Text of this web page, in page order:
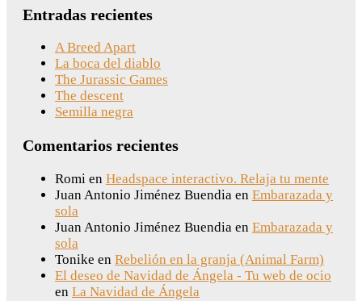
Entradas recientes
A Breed Apart
La boca del diablo
The Jurassic Games
The descent
Semilla negra
Comentarios recientes
Romi en Headspace interactivo. Relaja tu mente
Juan Antonio Jiménez Buendia en Embarazada y
sola
Juan Antonio Jiménez Buendia en Embarazada y
sola
Tonike en Rebelión en la granja (Animal Farm)
El deseo de Navidad de Ángela - Tu web de ocio
en La Navidad de Ángela